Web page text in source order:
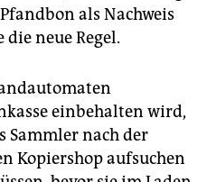
als Nachweis
neue Regel.
einbehalten wird,
Sammler nach der
Kopiershop aufsuchen